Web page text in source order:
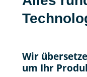
Wir
um Ihr